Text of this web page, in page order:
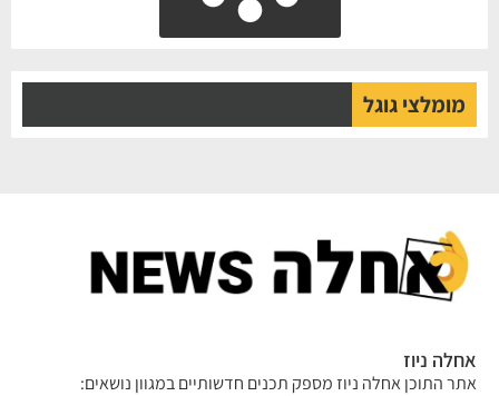
מומלצי גוגל
ניוז
התוכן אחלה ניוז מספק תכנים חדשותיים במגוון נושאים: